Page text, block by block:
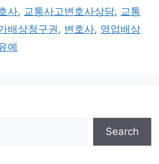
사, 교통사고변호사상담, 교통
배상청구권, 변호사, 영업배상
예
Search